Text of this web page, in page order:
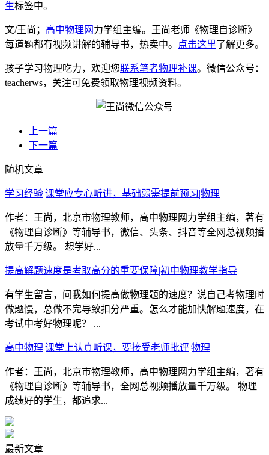
生标签中。
文/王尚； 高中物理网 力学组主编。王尚老师《物理自诊断》
每道题都有视频讲解的辅导书，热卖中。
点击这里了解更多。
孩子学习物理吃力，欢迎您联系笔者物理补课。微信公众号：
teacherws，关注可免费领取物理视频资料。
上一篇
下一篇
随机文章
学习经验|课堂应专心听讲，基础弱需提前预习|物理
作者：王尚，北京市物理教师，高中物理网力学组主编，著有
《物理自诊断》等辅导书，微信、头条、抖音等全网总视频播
放量千万级。 想学好...
提高解题速度是考取高分的重要保障|初中物理教学指导
有学生留言，问我如何提高做物理题的速度？说自己考物理时
做题慢，总做不完导致扣分严重。怎么才能加快解题速度，在
考试中考好物理呢？ ...
高中物理|课堂上认真听课，要接受老师批评|物理
作者：王尚，北京市物理教师，高中物理网力学组主编，著有
《物理自诊断》等辅导书，全网总视频播放量千万级。 物理
成绩好的学生，都追求...
最新文章